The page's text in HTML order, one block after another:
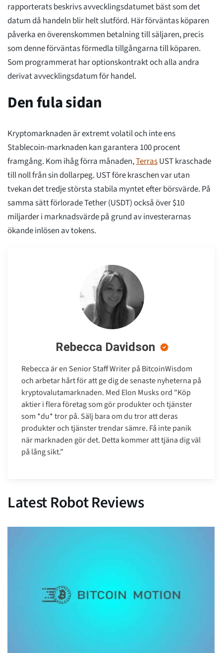
rapporterats beskrivs avvecklingsdatumet bäst som det
datum då handeln blir helt slutförd. Här förväntas köparen
påverka en överenskommen betalning till säljaren, precis
som denne förväntas förmedla tillgångarna till köparen.
Som programmerat har optionskontrakt och alla andra
derivat avvecklingsdatum för handel.
Den fula sidan
Kryptomarknaden är extremt volatil och inte ens
Stablecoin-marknaden kan garantera 100 procent
framgång. Kom ihåg förra månaden,TerrasUST kraschade
till noll från sin dollarpeg. UST före kraschen var utan
tvekan det tredje största stabila myntet efter börsvärde. På
samma sätt förlorade Tether (USDT) också över $10
miljarder i marknadsvärde på grund av investerarnas
ökande inlösen av tokens.
Rebecca Davidson
Rebecca är en Senior Staff Writer på BitcoinWisdom
och arbetar hårt för att ge dig de senaste nyheterna på
kryptovalutamarknaden. Med Elon Musks ord "Köp
aktier i flera företag som gör produkter och tjänster
som *du* tror på. Sälj bara om du tror att deras
produkter och tjänster trendar sämre. Få inte panik
när marknaden gör det. Detta kommer att tjäna dig väl
på lång sikt.”
Latest Robot Reviews